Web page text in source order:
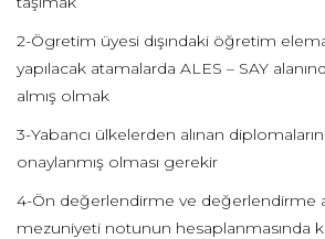
2-Ögretim üyesi dışındaki öğretim
yapılacak atamalarda ALES – SAY
almış olmak
3-Yabancı ülkelerden alınan
onaylanmış olması gerekir
4-Ön değerlendirme ve değerlendirme
mezuniyeti notunun hesaplanmasında